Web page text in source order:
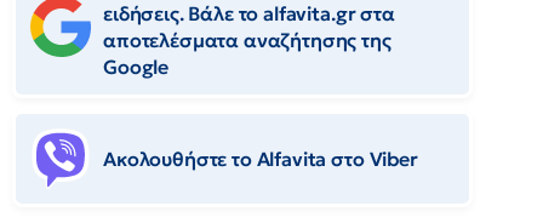
ειδήσεις. Βάλε το alfavita.gr στα
αποτελέσματα αναζήτησης της
Google
Ακολουθήστε το Αlfavita στο Viber